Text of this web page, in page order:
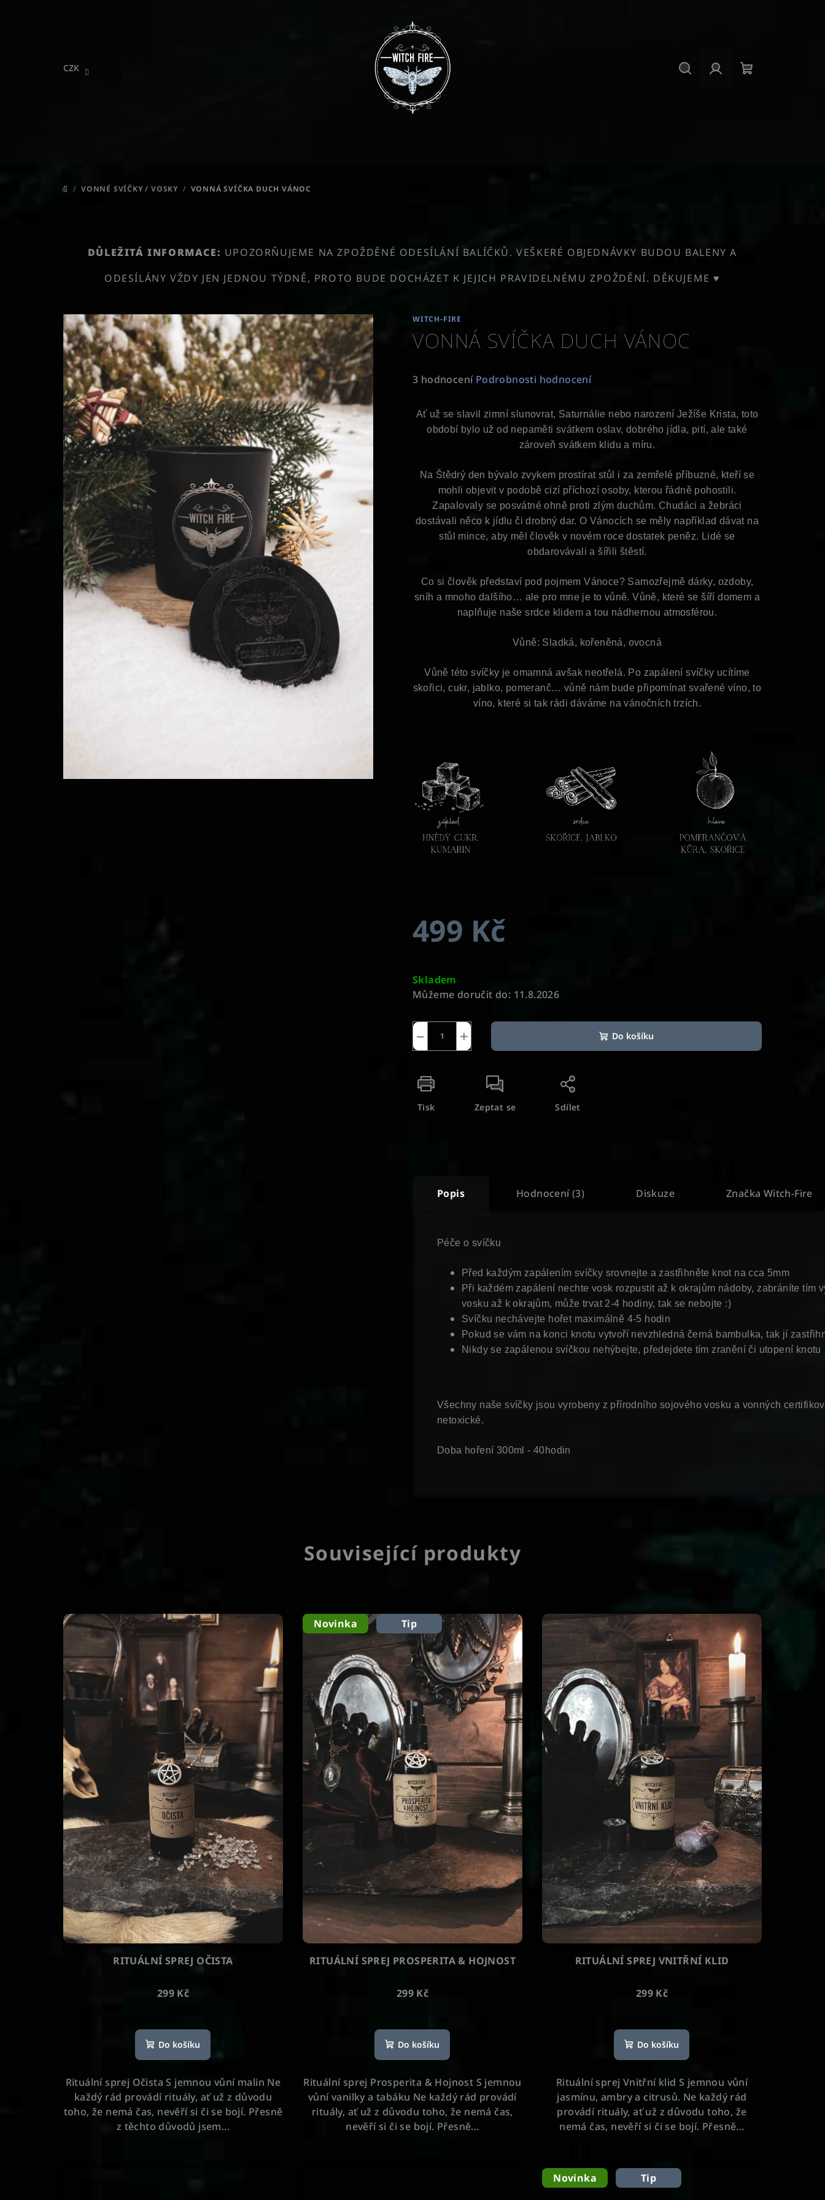
CZK
DOMŮ
/ VONNÉ SVÍČKY / VOSKY / VONNÁ SVÍČKA DUCH VÁNOC
DŮLEŽITÁ INFORMACE: UPOZORŇUJEME NA ZPOŽDĚNÉ ODESÍLÁNÍ BALÍČKŮ. VEŠKERÉ OBJEDNÁVKY BUDOU BALENY A
ODESÍLÁNY VŽDY JEN JEDNOU TÝDNĚ, PROTO BUDE DOCHÁZET K JEJICH PRAVIDELNÉMU ZPOŽDĚNÍ. DĚKUJEME ♥
WITCH-FIRE
VONNÁ SVÍČKA DUCH VÁNOC
Průměrné
produktu
hvězdiček.
3 hodnocení Podrobnosti hodnocení
Ať už se slavil zimní slunovrat, Saturnálie nebo narození Ježíše Krista, toto
období bylo už od nepaměti svátkem oslav, dobrého jídla, pití, ale také
zároveň svátkem klidu a míru.
Na Štědrý den bývalo zvykem prostírat stůl i za zemřelé příbuzné, kteří se
mohli objevit v podobě cizí příchozí osoby, kterou řádně pohostili.
Zapalovaly se posvátné ohně proti zlým duchům. Chudáci a žebráci
dostávali něco k jídlu či drobný dar. O Vánocích se měly například dávat na
stůl mince, aby měl člověk v novém roce dostatek peněz. Lidé se
obdarovávali a šířili štěstí.
Co si člověk představí pod pojmem Vánoce? Samozřejmě dárky, ozdoby,
sníh a mnoho dalšího… ale pro mne je to vůně. Vůně, které se šíří domem a
naplňuje naše srdce klidem a tou nádhernou atmosférou.
Vůně: Sladká, kořeněná, ovocná
Vůně této svíčky je omamná avšak neotřelá. Po zapálení svíčky ucítíme
skořici, cukr, jablko, pomeranč… vůně nám bude připomínat svařené víno, to
víno, které si tak rádi dáváme na vánočních trzích.
499 Kč
cena:
Skladem
Můžeme doručit do: 11.8.2026
+
− Do košíku
Tisk Zeptat se Sdílet
Popis Hodnocení (3) Diskuze Značka Witch-Fire
Péče o svíčku
Před každým zapálením svíčky srovnejte a zastřihněte knot na cca 5mm
Při každém zapálení nechte vosk rozpustit až k okrajům nádoby, zabráníte tím
vosku až k okrajům, může trvat 2-4 hodiny, tak se nebojte :)
Svíčku nechávejte hořet maximálně 4-5 hodin
Pokud se vám na konci knotu vytvoří nevzhledná černá bambulka, tak jí
Nikdy se zapálenou svíčkou nehýbejte, předejdete tím zranění či utopení knotu
Všechny naše svíčky jsou vyrobeny z přírodního sojového vosku a vonných
netoxické.
Doba hoření 300ml - 40hodin
Související produkty
RITUÁLNÍ SPREJ OČISTA
299 Kč
hodnocení
produktu
je
5,0
z
5
hvězdiček.
Do košíku
Rituální sprej Očista S jemnou vůní malin Ne
každý rád provádí rituály, ať už z důvodu
toho, že nemá čas, nevěří si či se bojí. Přesně
z těchto důvodů jsem...
Novinka Tip
RITUÁLNÍ SPREJ PROSPERITA & HOJNOST
299 Kč
hodnocení
produktu
je
5,0
z
5
hvězdiček.
Do košíku
Rituální sprej Prosperita & Hojnost S jemnou
vůní vanilky a tabáku Ne každý rád provádí
rituály, ať už z důvodu toho, že nemá čas,
nevěří si či se bojí. Přesně...
RITUÁLNÍ SPREJ VNITŘNÍ KLID
299 Kč
hodnocení
produktu
je
5,0
z
5
hvězdiček.
Do košíku
Rituální sprej Vnitřní klid S jemnou vůní
jasmínu, ambry a citrusů. Ne každý rád
provádí rituály, ať už z důvodu toho, že
nemá čas, nevěří si či se bojí. Přesně...
Novinka Tip